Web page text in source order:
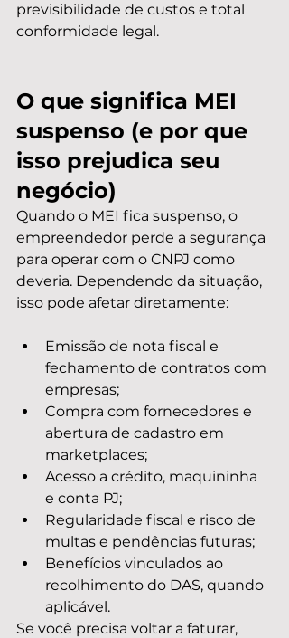
previsibilidade de custos e total
conformidade legal.
O que significa MEI
suspenso (e por que
isso prejudica seu
negócio)
Quando o MEI fica suspenso, o
empreendedor perde a segurança
para operar com o CNPJ como
deveria. Dependendo da situação,
isso pode afetar diretamente:
Emissão de nota fiscal e
fechamento de contratos com
empresas;
Compra com fornecedores e
abertura de cadastro em
marketplaces;
Acesso a crédito, maquininha
e conta PJ;
Regularidade fiscal e risco de
multas e pendências futuras;
Benefícios vinculados ao
recolhimento do DAS, quando
aplicável.
Se você precisa voltar a faturar,